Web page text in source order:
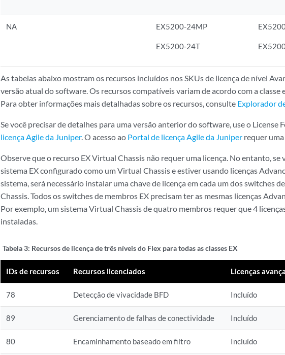
NA EX5200-24MP
EX5200-24T
As tabelas abaixo mostram os recursos incluídos nos SKUs de licença de nível
versão atual do software. Os recursos compatíveis variam de acordo com a classe
Para obter informações mais detalhadas sobre os recursos, consulte Explorador
Se você precisar de detalhes para uma versão anterior do software, use o License
licença Agile da Juniper. O acesso ao Portal de licença Agile da Juniper requer
Observe que o recurso EX Virtual Chassis não requer uma licença. No entanto, se
sistema EX configurado como um Virtual Chassis e estiver usando licenças
sistema, será necessário instalar uma chave de licença em cada um dos switches
Chassis. Todos os switches de membros EX precisam ter as mesmas licenças
Por exemplo, um sistema Virtual Chassis de quatro membros requer que 4
instaladas.
Tabela 3: Recursos de licença de três níveis do Flex para todas as classes EX
IDs de recursos Recursos licenciados Licenças
78 Detecção de vivacidade BFD Incluído
89 Gerenciamento de falhas de conectividade Incluído
80 Encaminhamento baseado em filtro Incluído